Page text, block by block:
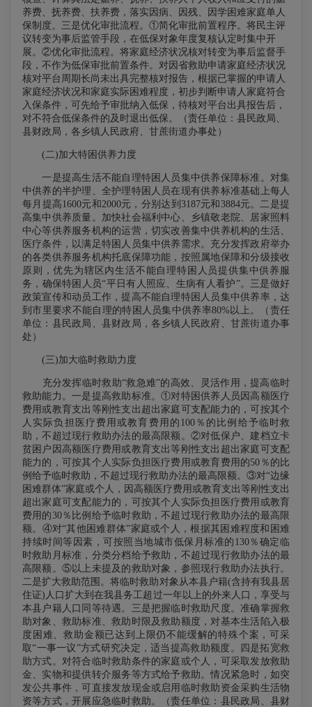
养费、抚养费、扶养费，落实因病、因残、因学困难家庭单人
保制度。三是优化审批流程。①简化审批前置程序。将民主评
议转变为事后监管手段，在低保对象年度复核认定时集中开
展。②优化审批流程。将家庭经济状况核对转变为事后监督手
段，不作为低保审批前置条件。对因省救助申请家庭经济状况
核对平台周期长尚未出具完整核对报告，根据已掌握的申请人
家庭经济状况和家庭实际困难程度，初步判断申请人家庭符合
入保条件，可先给予审批纳入低保，待核对平台出具报告后，
对不符合低保条件的及时退出低保。（责任单位：县民政局、
县财政局，各乡镇人民政府、甘蔗街道办事处）
(二)加大特困供养力度
一是提高生活不能自理特困人员集中供养保障标准。对集
中供养的半护理、全护理特困人员在现有供养标准基础上每人
每月提高1600元和2000元，分别达到3187元和3884元。二是提
高集中供养质量。加快社会福利中心、乡镇敬老院、居家照料
中心等供养服务机构的运营，切实改善集中供养机构的生活、
医疗条件，以满足特困人员集中供养需求。充分发挥政府举办
的各类供养服务机构托底保障功能，按照属地保障和分级接收
原则，优先为辖区内生活不能自理特困人员提供集中供养服
务，确保特困人员“平日有人照应、生病有人看护”。三是做好
政策宣传和动员工作，提高不能自理特困人员集中供养率，达
到市里要求不能自理的特困人员集中供养率80%以上。（责任
单位：县民政局、县财政局，各乡镇人民政府、甘蔗街道办事
处）
(三)加大临时救助力度
充分发挥临时救助“救急难”的高效、灵活作用，提高临时
救助能力。一是提高救助标准。①对特困供养人员因高额医疗
费用或教育支出等刚性支出超出家庭可支配能力的，可按其个
人实际负担医疗费用或教育费用的100％的比例给予临时救
助，不超过现行救助办法的最高限额。②对低保户、建档立卡
贫困户因高额医疗费用或教育支出等刚性支出超出家庭可支配
能力的，可按其个人实际负担医疗费用或教育费用的50％的比
例给予临时救助，不超过现行救助办法的最高限额。③对“边缘
困难群体”家庭或个人，因高额医疗费用或教育支出等刚性支出
超出家庭可支配能力的，可按其个人实际负担医疗费用或教育
费用的30％比例给予临时救助，不超过现行救助办法的最高限
额。④对“其他困难群体”家庭或个人，根据其困难程度和困难
持续时间等因素，可按照当地城市低保月标准的130％确定临
时救助月标准，分类分档给予救助，不超过现行救助办法的最
高限额。⑤以上未提及的救助对象，参照现行救助办法执行。
二是扩大救助范围。将临时救助对象从本县户籍(含持有我县居
住证)人口扩大到在我县务工超过一年以上的外来人口，享受与
本县户籍人口同等待遇。三是把握临时救助尺度。准确掌握救
助对象、救助标准、救助时限及救助额度，对基本生活陷入极
度困难、救助金额已达到上限仍不能缓解的特殊个案，可采
取“一事一议”方式研究决定，适当提高救助额度。四是拓宽救
助方式。对符合临时救助条件的家庭或个人，可采取发放救助
金、实物和提供转介服务等方式给予救助。情况紧急时，如突
发公共事件，可直接发放现金或启用临时救助资金采购生活物
资等方式，开展应急临时救助。（责任单位：县民政局、县财